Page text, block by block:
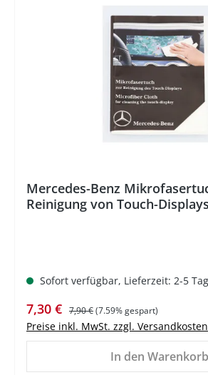
Mercedes-Benz
Reinigung von Touch-
Sofort verfügbar, Lieferzeit: 2-5
Verkaufspreis:
7,30 € Regulärer Preis:
7,90 €(7.59% gespart)
Preise inkl. MwSt. zzgl. Versandkosten
In den Warenkorb